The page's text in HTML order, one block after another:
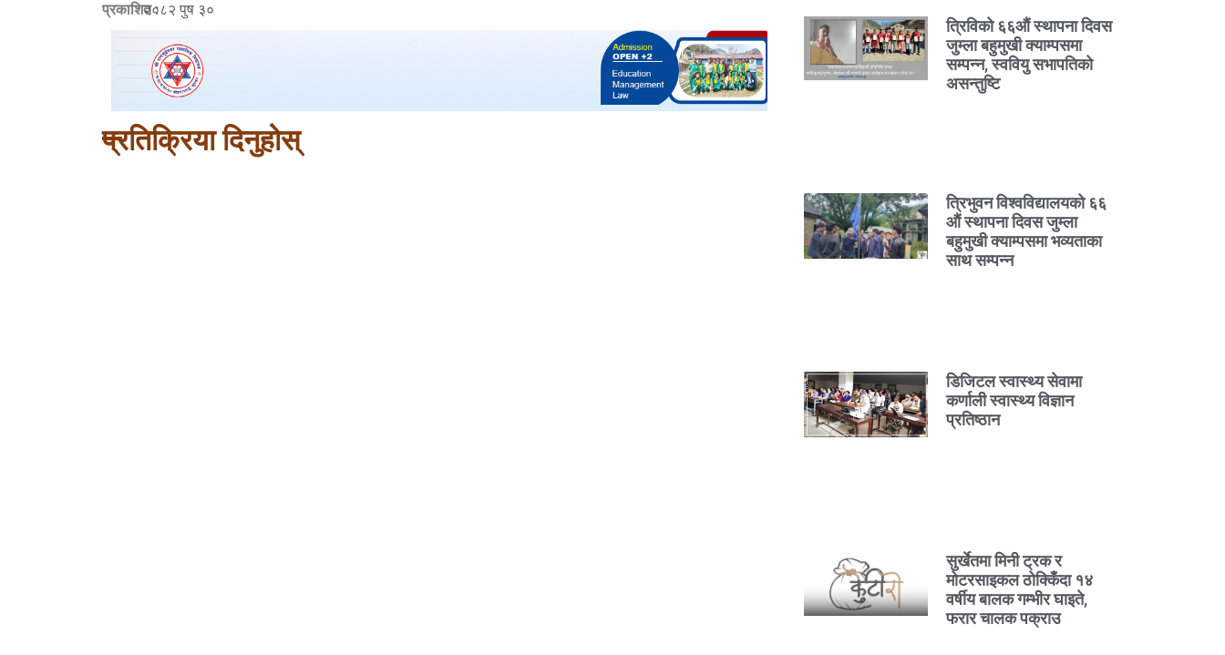
प्रकाशित :२०८२ पुष ३०
प्रतिक्रिया दिनुहोस्
त्रिविको ६६औं स्थापना दिवस
जुम्ला बहुमुखी क्याम्पसमा
सम्पन्न, स्ववियु सभापतिको
असन्तुष्टि
त्रिभुवन विश्वविद्यालयको ६६
औं स्थापना दिवस जुम्ला
बहुमुखी क्याम्पसमा भव्यताका
साथ सम्पन्न
डिजिटल स्वास्थ्य सेवामा
कर्णाली स्वास्थ्य विज्ञान
प्रतिष्ठान
सुर्खेतमा मिनी ट्रक र
मोटरसाइकल ठोक्किँदा १४
वर्षीय बालक गम्भीर घाइते,
फरार चालक पक्राउ